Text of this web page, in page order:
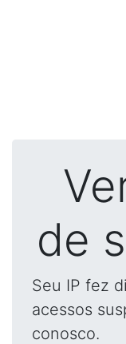
de
Seu IP fez
acessos
conosco.